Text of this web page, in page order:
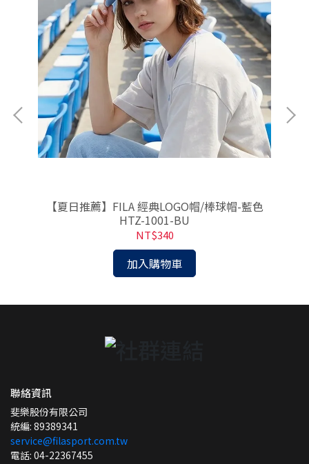
【夏日推薦】FILA 經典LOGO帽/棒球帽-藍色
HTZ-1001-BU
NT$340
加入購物車
聯絡資訊
斐樂股份有限公司
統編: 89389341
service@filasport.com.tw
電話: 04-22367455